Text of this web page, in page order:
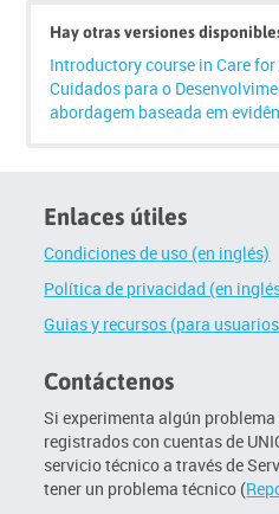
Hay otras versiones
Introductory course in Care
Cuidados para o
abordagem baseada em
Enlaces útiles
Condiciones de uso (en inglés)
Política de privacidad (en
Guias y recursos (para
Contáctenos
Si experimenta algún
registrados con cuentas de
servicio técnico a través de
tener un problema técnico (